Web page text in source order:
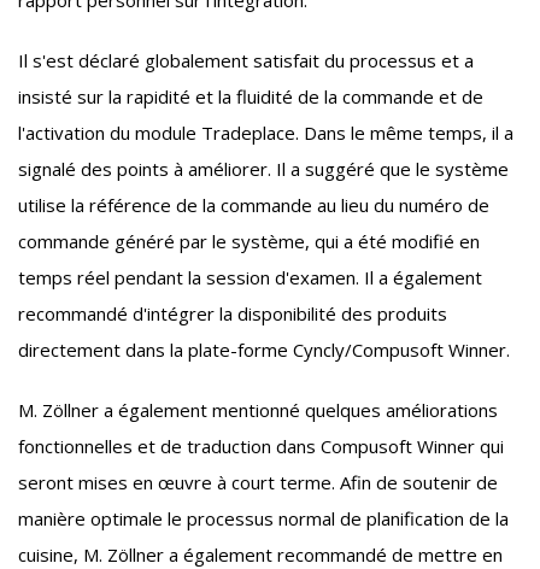
Il s'est déclaré globalement satisfait du processus et a
insisté sur la rapidité et la fluidité de la commande et de
l'activation du module Tradeplace. Dans le même temps, il a
signalé des points à améliorer. Il a suggéré que le système
utilise la référence de la commande au lieu du numéro de
commande généré par le système, qui a été modifié en
temps réel pendant la session d'examen. Il a également
recommandé d'intégrer la disponibilité des produits
directement dans la plate-forme Cyncly/Compusoft Winner.
M. Zöllner a également mentionné quelques améliorations
fonctionnelles et de traduction dans Compusoft Winner qui
seront mises en œuvre à court terme. Afin de soutenir de
manière optimale le processus normal de planification de la
cuisine, M. Zöllner a également recommandé de mettre en